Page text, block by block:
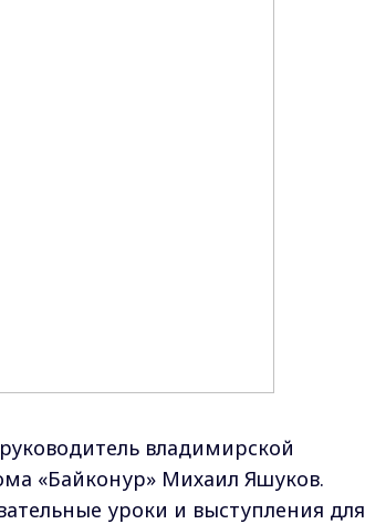
владимирской
«Байконур» Михаил Яшуков.
уроки и выступления для